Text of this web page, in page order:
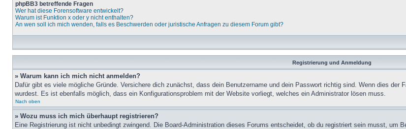
phpBB3 betreffende Fragen
Wer hat diese Forensoftware entwickelt?
Warum ist Funktion x oder y nicht enthalten?
An wen soll ich mich wenden, falls es Beschwerden oder juristische Anfragen zu diesem Forum gibt?
Registrierung und Anmeldung
» Warum kann ich mich nicht anmelden?
Dafür gibt es viele mögliche Gründe. Versichere dich zunächst, dass dein Benutzername und dein Passwort richtig sind. Wenn dies
wurdest. Es ist ebenfalls möglich, dass ein Konfigurationsproblem mit der Website vorliegt, welches ein Administrator lösen muss.
Nach oben
» Wozu muss ich mich überhaupt registrieren?
Eine Registrierung ist nicht unbedingt zwingend. Die Board-Administration dieses Forums entscheidet, ob du registriert sein musst,